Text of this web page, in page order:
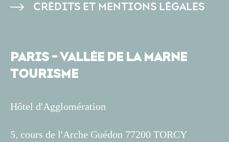
CRÉDITS ET MENTIONS LÉGALES
PARIS - VALLÉE DE LA MARNE
TOURISME
Hôtel d'Agglomération
5, cours de l'Arche Guédon 77200 TORCY